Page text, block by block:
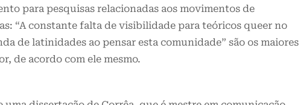
para pesquisas relacionadas aos movimentos de
“A constante falta de visibilidade para teóricos queer no
de latinidades ao pensar esta comunidade” são os maiores
de acordo com ele mesmo.